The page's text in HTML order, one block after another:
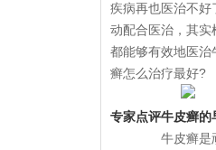
疾病再也医治不好
动配合医治，其实
都能够有效地医治
癣怎么治疗最好?
专家点评牛皮癣的
牛皮癣是顽